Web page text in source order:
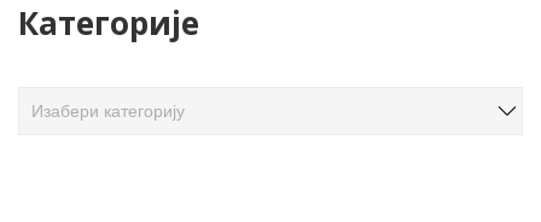
в
Категорије